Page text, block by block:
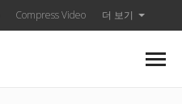
Compress Video 더 보기